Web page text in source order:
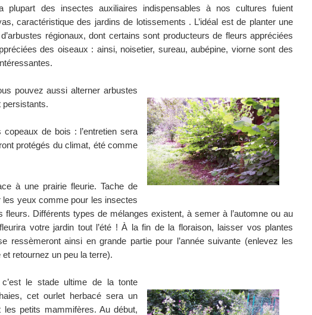
plupart des insectes auxiliaires indispensables à nos cultures fuient
caractéristique des jardins de lotissements . L’idéal est de planter une
régionaux, dont certains sont producteurs de fleurs appréciées
des oiseaux : ainsi, noisetier, sureau, aubépine, viorne sont des
pouvez aussi alterner arbustes
de bois : l’entretien sera
protégés du climat, été comme
à une prairie fleurie. Tache de
yeux comme pour les insectes
fleurs. Différents types de mélanges existent, à semer à l’automne ou au
votre jardin tout l’été ! À la fin de la floraison, laisser vos plantes
ressèmeront ainsi en grande partie pour l’année suivante (enlevez les
retournez un peu la terre).
le stade ultime de la tonte
cet ourlet herbacé sera un
petits mammifères. Au début,